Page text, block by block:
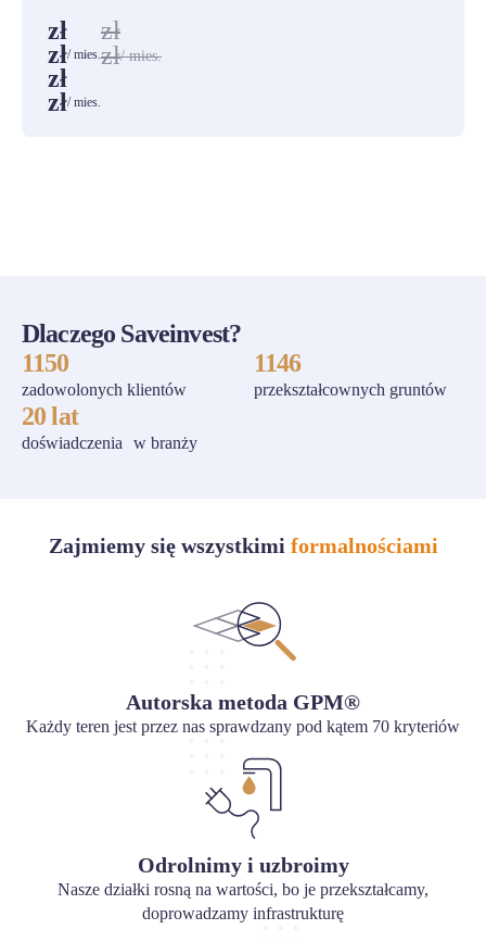
zł
zł/ mies.
zł
zł/ mies.
zł
zł/ mies.
Dlaczego Saveinvest?
1150
zadowolonych klientów
1146
przekształcownych gruntów
20 lat
doświadczenia w branży
Zajmiemy się wszystkimi formalnościami
Autorska metoda GPM®
Każdy teren jest przez nas sprawdzany pod kątem 70 kryteriów
Odrolnimy i uzbroimy
Nasze działki rosną na wartości, bo je przekształcamy,
doprowadzamy infrastrukturę